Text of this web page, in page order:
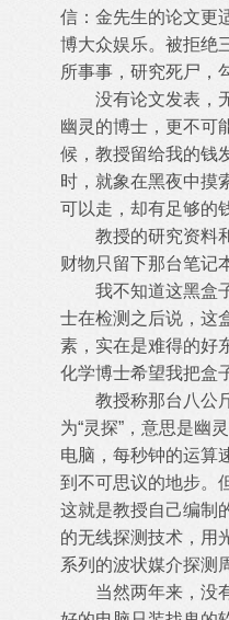
信：金先生的论文更
博大众娱乐。被拒绝
所事事，研究死尸，
没有论文发表，无
幽灵的博士，更不可
候，教授留给我的钱
时，就象在黑夜中摸
可以走，却有足够的
教授的研究资料和
财物只留下那台笔记
我不知道这黑盒子
士在检测之后说，这
素，实在是难得的好
化学博士希望我把盒
教授称那台八公斤
为“灵探”，意思是幽
电脑，每秒钟的运算
到不可思议的地步。
这就是教授自己编制
的无线探测技术，用
系列的波状媒介探测
当然两年来，没有